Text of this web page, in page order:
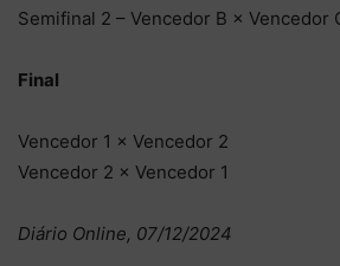
Semifinal 2 – Vencedor B × Vencedor
Final
Vencedor 1 × Vencedor 2
Vencedor 2 × Vencedor 1
Diário Online, 07/12/2024